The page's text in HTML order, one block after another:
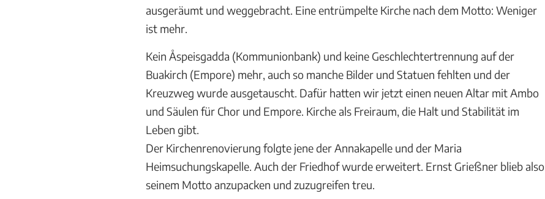
ausgeräumt und weggebracht. Eine entrümpelte Kirche nach dem Motto: Weniger
ist mehr.
Kein Åspeisgadda (Kommunionbank) und keine Geschlechtertrennung auf der
Buakirch (Empore) mehr, auch so manche Bilder und Statuen fehlten und der
Kreuzweg wurde ausgetauscht. Dafür hatten wir jetzt einen neuen Altar mit Ambo
und Säulen für Chor und Empore. Kirche als Freiraum, die Halt und Stabilität im
Leben gibt.
Der Kirchenrenovierung folgte jene der Annakapelle und der Maria
Heimsuchungskapelle. Auch der Friedhof wurde erweitert. Ernst Grießner blieb also
seinem Motto anzupacken und zuzugreifen treu.